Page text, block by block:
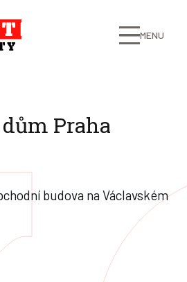
MENU
Praha
budova na Václavském